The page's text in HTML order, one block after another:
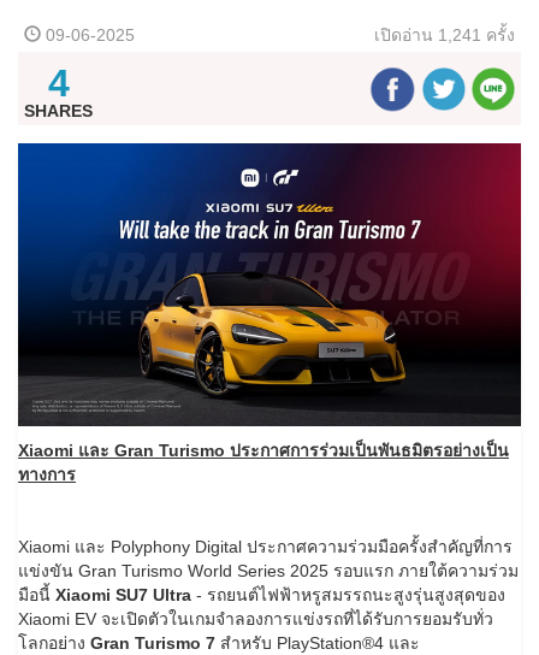
09-06-2025 เปิดอ่าน 1,241 ครั้ง
4
SHARES
Xiaomi และ Gran Turismo ประกาศการร่วมเป็นพันธมิตรอย่างเป็น
ทางการ
Xiaomi และ Polyphony Digital ประกาศความร่วมมือครั้งสำคัญที่การ
แข่งขัน Gran Turismo World Series 2025 รอบแรก ภายใต้ความร่วม
มือนี้ Xiaomi SU7 Ultra - รถยนต์ไฟฟ้าหรูสมรรถนะสูงรุ่นสูงสุดของ
Xiaomi EV จะเปิดตัวในเกมจำลองการแข่งรถที่ได้รับการยอมรับทั่ว
โลกอย่าง Gran Turismo 7 สำหรับ PlayStation®4 และ